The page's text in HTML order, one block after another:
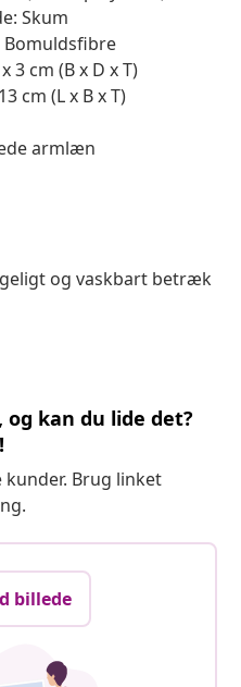
Skum
Bomuldsfibre
3 cm (B x D x T)
cm (L x B x T)
armlæn
og vaskbart betræk
kan du lide det?
Brug linket
billede